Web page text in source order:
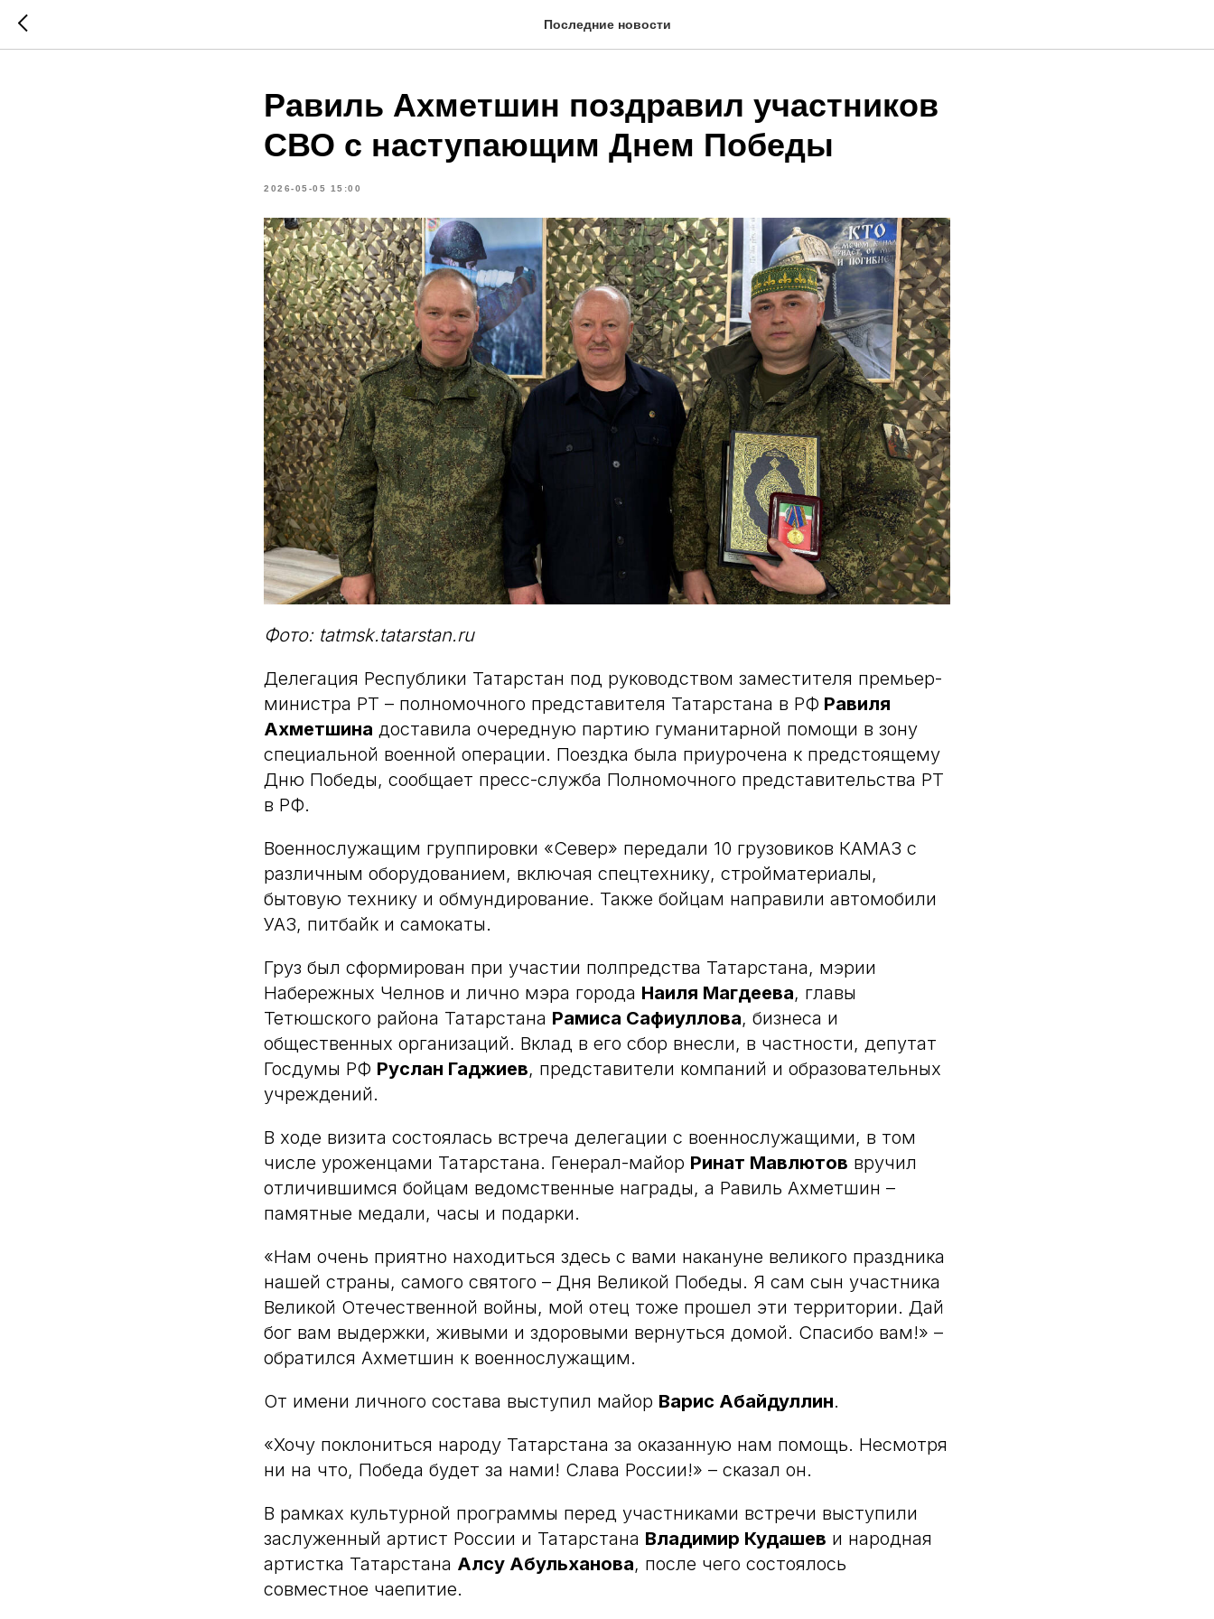
Последние новости
Равиль Ахметшин поздравил участников
СВО с наступающим Днем Победы
2026-05-05 15:00
Фото: tatmsk.tatarstan.ru
Делегация Республики Татарстан под руководством заместителя премьер-
министра РТ – полномочного представителя Татарстана в РФ Равиля
Ахметшина доставила очередную партию гуманитарной помощи в зону
специальной военной операции. Поездка была приурочена к предстоящему
Дню Победы, сообщает пресс-служба Полномочного представительства РТ
в РФ.
Военнослужащим группировки «Север» передали 10 грузовиков КАМАЗ с
различным оборудованием, включая спецтехнику, стройматериалы,
бытовую технику и обмундирование. Также бойцам направили автомобили
УАЗ, питбайк и самокаты.
Груз был сформирован при участии полпредства Татарстана, мэрии
Набережных Челнов и лично мэра города Наиля Магдеева, главы
Тетюшского района Татарстана Рамиса Сафиуллова, бизнеса и
общественных организаций. Вклад в его сбор внесли, в частности, депутат
Госдумы РФ Руслан Гаджиев, представители компаний и образовательных
учреждений.
В ходе визита состоялась встреча делегации с военнослужащими, в том
числе уроженцами Татарстана. Генерал-майор Ринат Мавлютов вручил
отличившимся бойцам ведомственные награды, а Равиль Ахметшин –
памятные медали, часы и подарки.
«Нам очень приятно находиться здесь с вами накануне великого праздника
нашей страны, самого святого – Дня Великой Победы. Я сам сын участника
Великой Отечественной войны, мой отец тоже прошел эти территории. Дай
бог вам выдержки, живыми и здоровыми вернуться домой. Спасибо вам!» –
обратился Ахметшин к военнослужащим.
От имени личного состава выступил майор Варис Абайдуллин.
«Хочу поклониться народу Татарстана за оказанную нам помощь. Несмотря
ни на что, Победа будет за нами! Слава России!» – сказал он.
В рамках культурной программы перед участниками встречи выступили
заслуженный артист России и Татарстана Владимир Кудашев и народная
артистка Татарстана Алсу Абульханова, после чего состоялось
совместное чаепитие.